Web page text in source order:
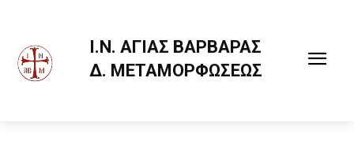
Ι.Ν. ΑΓΙΑΣ ΒΑΡΒΑΡΑΣ
Δ. ΜΕΤΑΜΟΡΦΩΣΕΩΣ